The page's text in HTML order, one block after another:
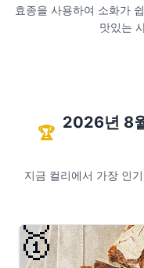
효종을 사용하여 소화가
맛있는
🏆
2026년 8
지금 컬리에서 가장 인
🥇